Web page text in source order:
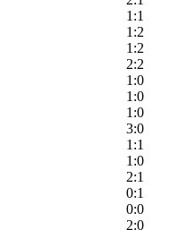
1:1
1:2
1:2
2:2
1:0
1:0
1:0
3:0
1:1
1:0
2:1
0:1
0:0
2:0